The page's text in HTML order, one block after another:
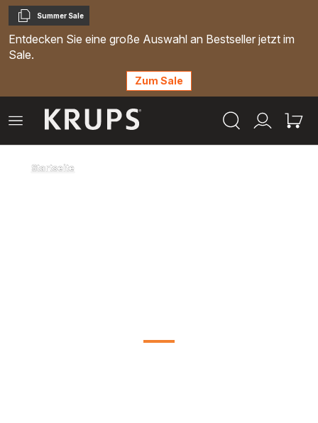
Kopieren
Summer Sale
Entdecken Sie eine große Auswahl an Bestseller jetzt im
Sale.
Zum Sale
Mein
Mein
Das
Startseite